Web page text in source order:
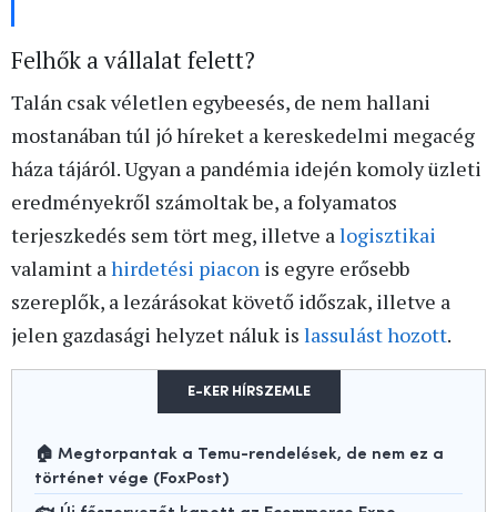
Felhők a vállalat felett?
Talán csak véletlen egybeesés, de nem hallani
mostanában túl jó híreket a kereskedelmi megacég
háza tájáról. Ugyan a pandémia idején komoly üzleti
eredményekről számoltak be, a folyamatos
terjeszkedés sem tört meg, illetve alogisztikai
valamint ahirdetési piacon is egyre erősebb
szereplők, a lezárásokat követő időszak, illetve a
jelen gazdasági helyzet náluk is lassulást hozott.
E-KER HÍRSZEMLE
🏠 Megtorpantak a Temu-rendelések, de nem ez a
történet vége (FoxPost)